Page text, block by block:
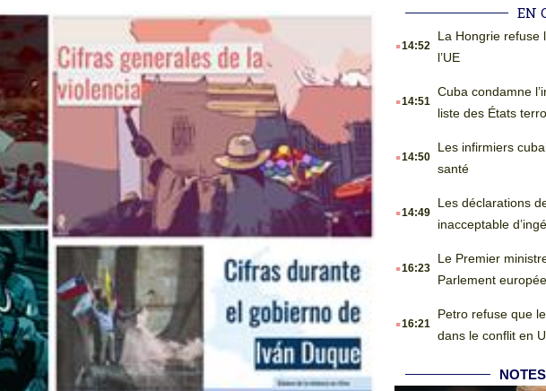
EN
.14:52
La Hongrie refuse
l’UE
.14:51
Cuba condamne
liste des États
.14:50
Les infirmiers
santé
.14:49
Les déclarations
inacceptable
.16:23
Le Premier
Parlement
.16:21
Petro refuse que
dans le conflit en